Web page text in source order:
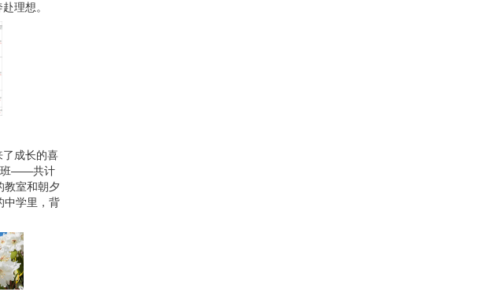
理想。
了成长的喜
班——共计
教室和朝夕
中学里，背